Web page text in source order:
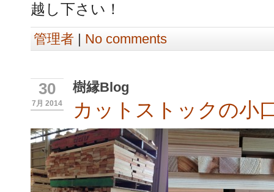
越し下さい！
管理者 | No comments
30
7月 2014
樹縁Blog
カットストックの小